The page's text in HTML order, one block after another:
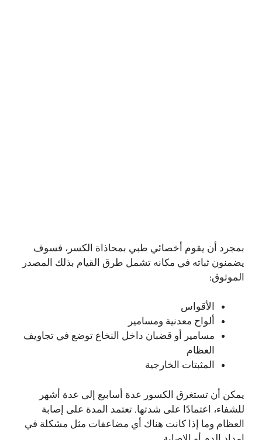
بمجرد أن يقوم أخصائي طبي بمحاذاة الكسر، فسوف
يضمنون ثباته في مكانه تشمل طرق القيام بذلك المصدر
الموثوق:
الأقواس
ألواح معدنية ومسامير
مسامير أو قضبان داخل النخاع توضع في تجاويف
العظام
المثبتات الخارجية
يمكن أن تستغرق الكسور عدة أسابيع إلى عدة أشهر
للشفاء، اعتمادًا على شدتها. تعتمد المدة على إصابة
العظام وما إذا كانت هناك أي مضاعفات مثل مشكلة في